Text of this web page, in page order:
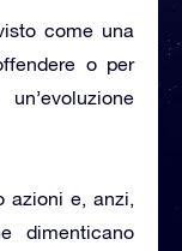
come una
o per
azioni e, anzi,
dimenticano